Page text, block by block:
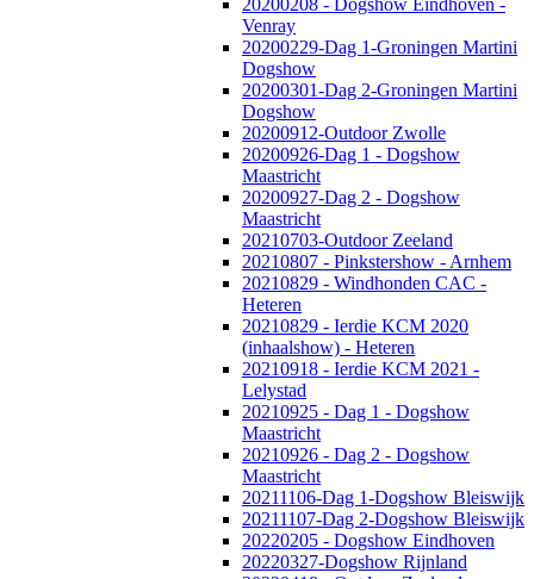
Venray
20200229-Dag 1-Groningen Martini
Dogshow
20200301-Dag 2-Groningen Martini
Dogshow
20200912-Outdoor Zwolle
20200926-Dag 1 - Dogshow
Maastricht
20200927-Dag 2 - Dogshow
Maastricht
20210703-Outdoor Zeeland
20210807 - Pinkstershow - Arnhem
20210829 - Windhonden CAC -
Heteren
20210829 - Ierdie KCM 2020
(inhaalshow) - Heteren
20210918 - Ierdie KCM 2021 -
Lelystad
20210925 - Dag 1 - Dogshow
Maastricht
20210926 - Dag 2 - Dogshow
Maastricht
20211106-Dag 1-Dogshow Bleiswijk
20211107-Dag 2-Dogshow Bleiswijk
20220205 - Dogshow Eindhoven
20220327-Dogshow Rijnland